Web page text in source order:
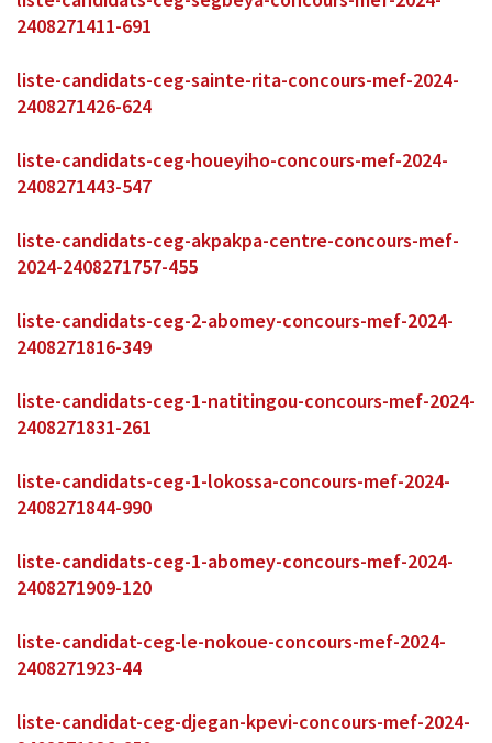
2408271411-691
liste-candidats-ceg-sainte-rita-concours-mef-2024-
2408271426-624
liste-candidats-ceg-houeyiho-concours-mef-2024-
2408271443-547
liste-candidats-ceg-akpakpa-centre-concours-mef-
2024-2408271757-455
liste-candidats-ceg-2-abomey-concours-mef-2024-
2408271816-349
liste-candidats-ceg-1-natitingou-concours-mef-2024-
2408271831-261
liste-candidats-ceg-1-lokossa-concours-mef-2024-
2408271844-990
liste-candidats-ceg-1-abomey-concours-mef-2024-
2408271909-120
liste-candidat-ceg-le-nokoue-concours-mef-2024-
2408271923-44
liste-candidat-ceg-djegan-kpevi-concours-mef-2024-